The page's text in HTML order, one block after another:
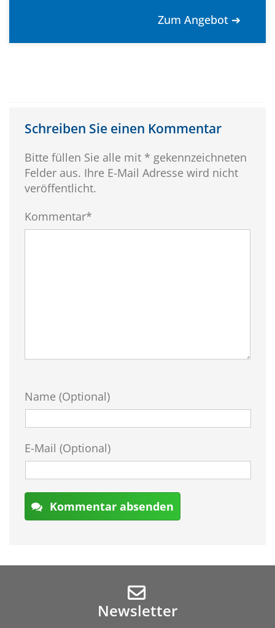
Zum Angebot ➔
Schreiben Sie einen Kommentar
Bitte füllen Sie alle mit * gekennzeichneten
Felder aus. Ihre E-Mail Adresse wird nicht
veröffentlicht.
Kommentar*
Name (Optional)
E-Mail (Optional)
Kommentar absenden
Newsletter